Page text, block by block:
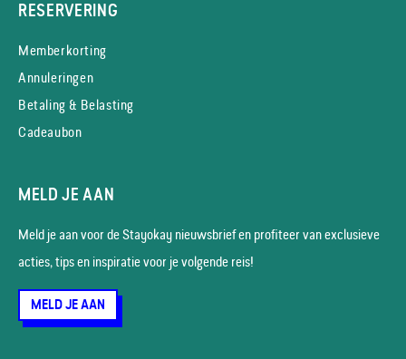
RESERVERING
Memberkorting
Annuleringen
Betaling & Belasting
Cadeaubon
MELD JE AAN
Meld je aan voor de Stayokay nieuws­brief en profiteer van exclusieve
acties, tips en inspiratie voor je volgende reis!
MELD JE AAN